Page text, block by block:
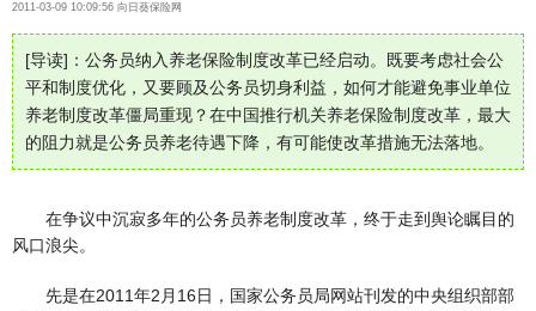
2011-03-09 10:09:56 向日葵保险网
[导读]：公务员纳入养老保险制度改革已经启动。既要考虑社会公
平和制度优化，又要顾及公务员切身利益，如何才能避免事业单位
养老制度改革僵局重现？在中国推行机关养老保险制度改革，最大
的阻力就是公务员养老待遇下降，有可能使改革措施无法落地。
在争议中沉寂多年的公务员养老制度改革，终于走到舆论瞩目的
风口浪尖。
先是在2011年2月16日，国家公务员局网站刊发的中央组织部部